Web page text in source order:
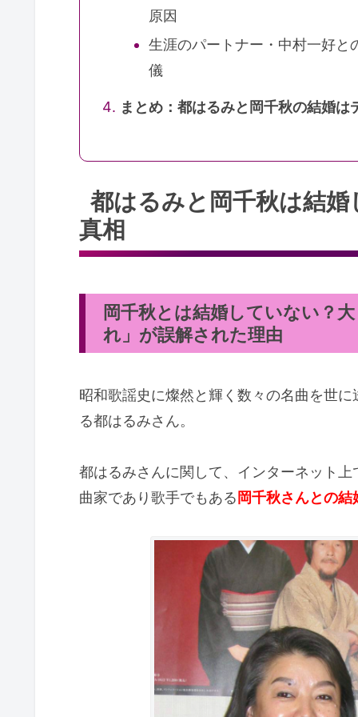
原因
生涯のパートナー・中村一好と
儀
まとめ：都はるみと岡千秋の結婚
都はるみと岡千秋は結
真相
岡千秋とは結婚していない？
れ」が誤解された理由
昭和歌謡史に燦然と輝く数々の名曲を世
る都はるみさん。
都はるみさんに関して、インターネット
曲家であり歌手でもある 岡千秋さんとの結